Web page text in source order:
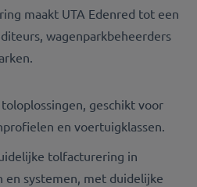
maakt UTA Edenred tot een
wagenparkbeheerders
toloplossingen, geschikt voor
en voertuigklassen.
tolfacturering in
en systemen, met duidelijke